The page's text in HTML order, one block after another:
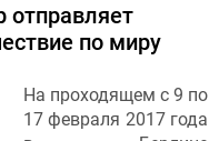
отправляет
по миру
На проходящем с 9 по
17 февраля 2017 года